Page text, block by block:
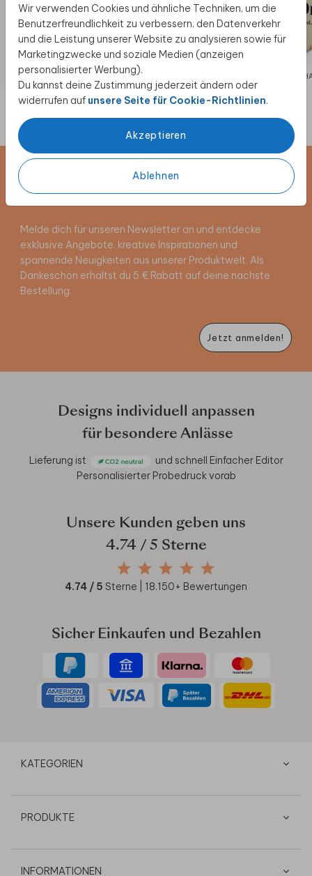
Wir verwenden Cookies und ähnliche Techniken, um die
Benutzerfreundlichkeit zu verbessern, den Datenverkehr
und die Leistung unserer Website zu analysieren sowie für
Marketingzwecke und soziale Medien (anzeigen
personalisierter Werbung).
Du kannst deine Zustimmung jederzeit ändern oder
widerrufen auf unsere Seite für Cookie-Richtlinien.
Akzeptieren
Ablehnen
FLASCHENETIKETT
Newsletter abonnieren und 5 €
Melde dich für unseren Newsletter an und entdecke
exklusive Angebote, kreative Inspirationen und
spannende Neuigkeiten aus unserer Produktwelt. Als
Dankeschön erhältst du 5 € Rabatt auf deine nächste
Bestellung.
Jetzt anmelden!
Designs individuell anpassen
für besondere Anlässe
Lieferung ist und schnell Einfacher Editor
Personalisierter Probedruck vorab
Unsere Kunden geben uns
4.74/ 5 Sterne
4.74 / 5 Sterne | 18.150+ Bewertungen
Sicher Einkaufen und Bezahlen
KATEGORIEN
PRODUKTE
INFORMATIONEN